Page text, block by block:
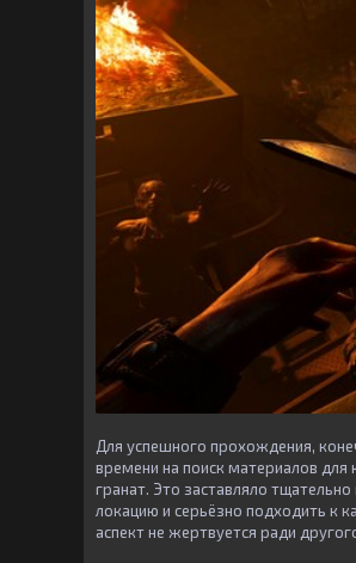
Для успешного прохождения,
времени на поиск материалов
гранат. Это заставляло
локацию и серьёзно подходить к
аспект не жертвуется ради